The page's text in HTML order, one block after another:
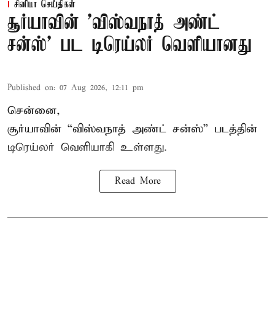
சினிமா செய்திகள்
சூர்யாவின் 'விஸ்வநாத் அண்ட்
சன்ஸ்' பட டிரெய்லர் வெளியானது
Published on: 07 Aug 2026, 12:11 pm
சென்னை,
சூர்யாவின் “விஸ்வநாத் அண்ட் சன்ஸ்” படத்தின்
டிரெய்லர் வெளியாகி உள்ளது.
Read More